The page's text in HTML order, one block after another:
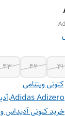
41
42
43
کتونی ویتنامی
Adidas Adizero،
خرید کتونی آدیداس